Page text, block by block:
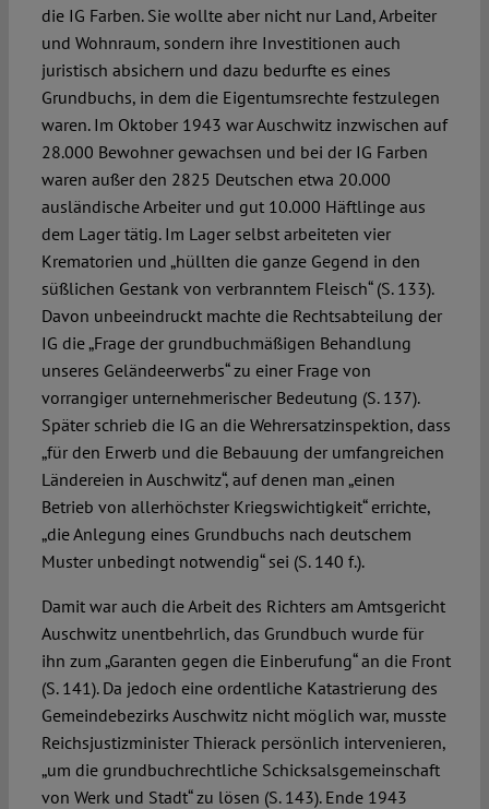
die IG Farben. Sie wollte aber nicht nur Land, Arbeiter
und Wohnraum, sondern ihre Investitionen auch
juristisch absichern und dazu bedurfte es eines
Grundbuchs, in dem die Eigentumsrechte festzulegen
waren. Im Oktober 1943 war Auschwitz inzwischen auf
28.000 Bewohner gewachsen und bei der IG Farben
waren außer den 2825 Deutschen etwa 20.000
ausländische Arbeiter und gut 10.000 Häftlinge aus
dem Lager tätig. Im Lager selbst arbeiteten vier
Krematorien und „hüllten die ganze Gegend in den
süßlichen Gestank von verbranntem Fleisch“ (S. 133).
Davon unbeeindruckt machte die Rechtsabteilung der
IG die „Frage der grundbuchmäßigen Behandlung
unseres Geländeerwerbs“ zu einer Frage von
vorrangiger unternehmerischer Bedeutung (S. 137).
Später schrieb die IG an die Wehrersatzinspektion, dass
„für den Erwerb und die Bebauung der umfangreichen
Ländereien in Auschwitz“, auf denen man „einen
Betrieb von allerhöchster Kriegswichtigkeit“ errichte,
„die Anlegung eines Grundbuchs nach deutschem
Muster unbedingt notwendig“ sei (S. 140 f.).
Damit war auch die Arbeit des Richters am Amtsgericht
Auschwitz unentbehrlich, das Grundbuch wurde für
ihn zum „Garanten gegen die Einberufung“ an die Front
(S. 141). Da jedoch eine ordentliche Katastrierung des
Gemeindebezirks Auschwitz nicht möglich war, musste
Reichsjustizminister Thierack persönlich intervenieren,
„um die grundbuchrechtliche Schicksalsgemeinschaft
von Werk und Stadt“ zu lösen (S. 143). Ende 1943